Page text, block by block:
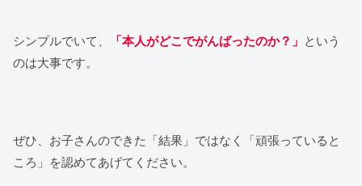
シンプルでいて、 「本人がどこでがんばったのか？」 という
のは大事です。
ぜひ、お子さんのできた「結果」ではなく「頑張っていると
ころ」を認めてあげてください。